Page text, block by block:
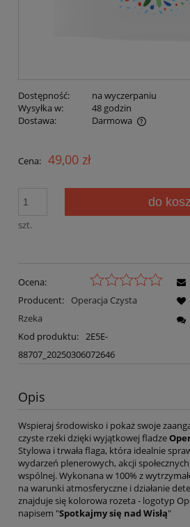
Dostępność:
na wyczerpaniu
Wysyłka w:
48 godzin
Dostawa:
Darmowa
Cena nie zawiera ewentualnych
Cena: 49,00 zł
szt.
do
Ocena:
Producent:
Operacja Czysta
Rzeka
Kod produktu: 2E5E-
88707_20250306072646
Opis
Wspieraj środowisko i pokaż swoje
czyste rzeki dzięki wyjątkowej fladze
Stylowa i trwała flaga, która idealnie
wydarzeń plenerowych, akcji
wspólnej. Wykonana w 100% z
na warunki atmosferyczne i działanie
znajduje się kolorowa rozeta - logotyp
napisem "Spotkajmy się nad Wisłą"